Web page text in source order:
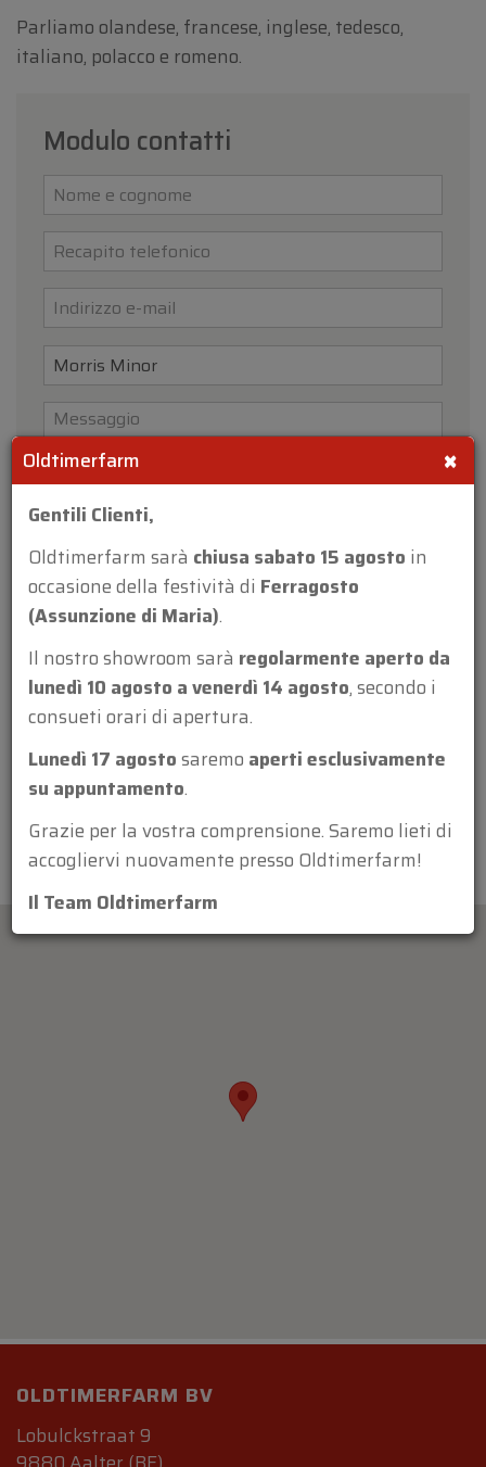
Parliamo olandese, francese, inglese, tedesco,
italiano, polacco e romeno.
Modulo contatti
OLDTIMERFARM BV
Lobulckstraat 9
×
Oldtimerfarm
Gentili Clienti,
Oldtimerfarm sarà chiusa sabato 15 agosto in
occasione della festività di Ferragosto
(Assunzione di Maria).
Il nostro showroom sarà regolarmente aperto da
lunedì 10 agosto a venerdì 14 agosto, secondo i
consueti orari di apertura.
Lunedì 17 agosto saremo aperti esclusivamente
su appuntamento.
Grazie per la vostra comprensione. Saremo lieti di
accogliervi nuovamente presso Oldtimerfarm!
Il Team Oldtimerfarm